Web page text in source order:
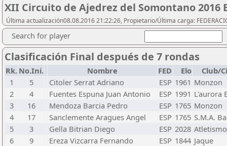
XII Circuito de Ajedrez del Somontano 2016
Última actualización08.08.2016 21:22:26, Propietario/Última carga:
Search for player
Clasificación Final después de 7 rondas
Rk. No.Ini. Nombre FED Elo
Club/
1
5 Citoler Serrat Adriano ESP 1961 Monzon
2
4 Fuentes Espuna Juan Antonio ESP 1991 L'aurora
3
16 Mendoza Barcia Pedro ESP 1765 Monzon
4
17 Sanclemente Aragues Angel ESP 1765 S.M.A.
5
3 Gella Bitrian Diego ESP 2028
6
9 Ereza Vizcarra Fernando ESP 1844 Jaque